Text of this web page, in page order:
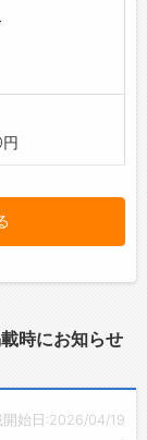
時にお知らせ
開始日:2026/04/19